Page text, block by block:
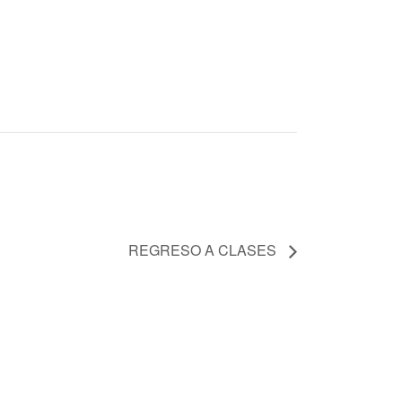
REGRESO A CLASES